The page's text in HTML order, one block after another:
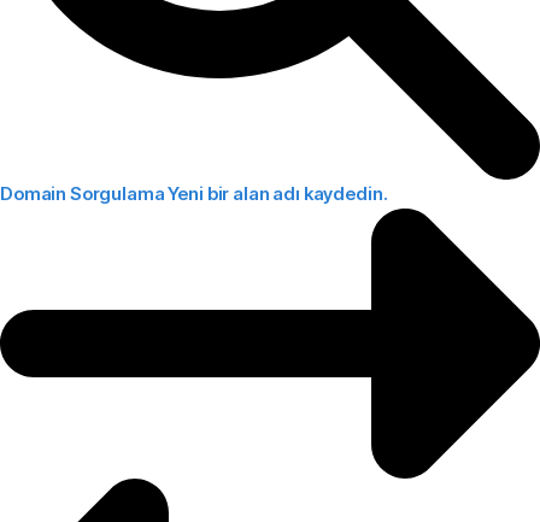
Domain SorgulamaYeni bir alan adı kaydedin.